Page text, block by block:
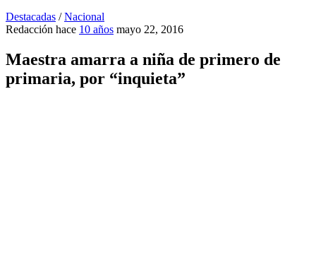
Destacadas /Nacional
Redacción hace 10 años mayo 22, 2016
Maestra amarra a niña de primero de
primaria, por “inquieta”